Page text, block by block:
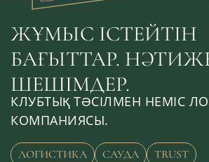
ЖҰМЫС ІСТЕЙТІН
БАҒЫТТАР.
ШЕШІМДЕР.
КЛУБТЫҚ ТӘСІЛМЕН НЕМІС
КОМПАНИЯСЫ.
ЛОГИСТИКА САУДА TRUST